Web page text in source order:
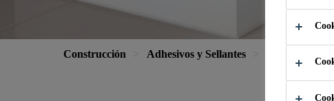
Construcción Adhesivos y Sellantes